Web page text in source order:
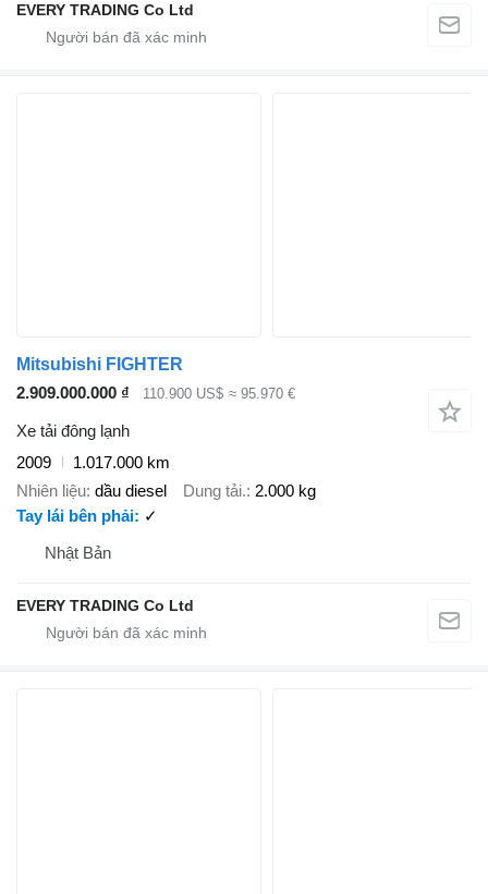
EVERY TRADING Co Ltd
Mitsubishi FIGHTER
2.909.000.000 ₫
110.900 US$ ≈ 95.970 €
Xe tải đông lạnh
2009
1.017.000 km
Nhiên liệu dầu diesel Dung tải. 2.000 kg
Tay lái bên phải
✓
Nhật Bản
EVERY TRADING Co Ltd